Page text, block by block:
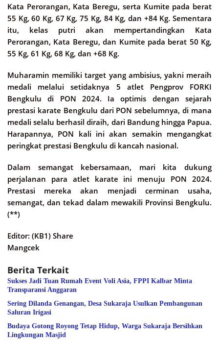
Kata Perorangan, Kata Beregu, serta Kumite pada berat
55 Kg, 60 Kg, 67 Kg, 75 Kg, 84 Kg, dan +84 Kg. Sementara
itu, kelas putri akan mempertandingkan Kata
Perorangan, Kata Beregu, dan Kumite pada berat 50 Kg,
55 Kg, 61 Kg, 68 Kg, dan +68 Kg.
Muharamin memiliki target yang ambisius, yakni meraih
medali melalui setidaknya 5 atlet Pengprov FORKI
Bengkulu di PON 2024. Ia optimis dengan sejarah
prestasi karate Bengkulu dari PON sebelumnya, di mana
medali selalu berhasil diraih, dari Bandung hingga Papua.
Harapannya, PON kali ini akan semakin mengangkat
peringkat prestasi Bengkulu di kancah nasional.
Dalam semangat kebersamaan, mari kita dukung
perjalanan para atlet karate ini menuju PON 2024.
Prestasi mereka akan menjadi cerminan usaha,
semangat, dan tekad dalam mewakili Provinsi Bengkulu.
(**)
Editor: (KB1) Share
Mangcek
Berita Terkait
Sukses Jadi Tuan Rumah Event Voli Asia, FPPI Kalbar Minta
Transparansi Anggaran
Sering Dilanda Genangan, Desa Sukaraja Usulkan Pembangunan
Saluran Irigasi
Budaya Gotong Royong Tetap Hidup, Warga Sukaraja Bersihkan
Lingkungan Masjid